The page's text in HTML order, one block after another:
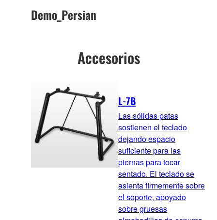
Demo_Persian
Accesorios
L-7B
Las sólidas patas
sostienen el teclado
dejando espacio
suficiente para las
piernas para tocar
sentado. El teclado se
asienta firmemente sobre
el soporte, apoyado
sobre gruesas